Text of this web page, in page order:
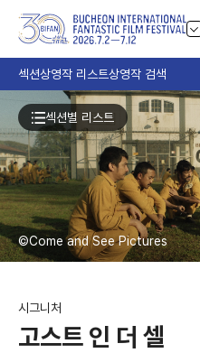
섹션상영작 리스트상영작 검색
©Come and See Pictures
시그니처
고스트 인 더 셀
섹션별 리스트